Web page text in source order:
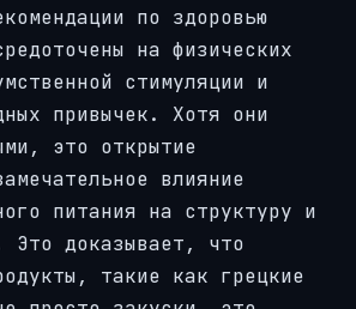
по здоровью
на физических
стимуляции и
привычек. Хотя они
это открытие
влияние
питания на структуру и
Это доказывает, что
такие как грецкие